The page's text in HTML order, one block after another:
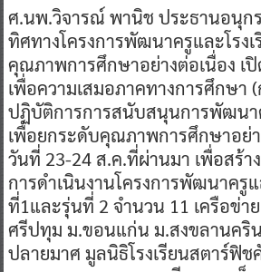
ศ.นพ.วิจารณ์ พานิช ประธานอนุก
ทิศทางโครงการพัฒนาครูและโรง
คุณภาพการศึกษาอย่างต่อเนื่อง เปิ
เพื่อความเสมอภาคทางการศึกษา
ปฏิบัติการการสนับสนุนการพัฒนา
เพื่อยกระดับคุณภาพการศึกษาอย่า
วันที่ 23-24 ส.ค.ที่ผ่านมา เพื่อสร้า
การดำเนินงานโครงการพัฒนาครูแ
ที่1และรุ่นที่ 2 จำนวน 11 เครือข่า
ศรีปทุม ม.ขอนแก่น ม.สงขลานคริ
ปลายมาศ มูลนิธิโรงเรียนสตาร์ฟิช